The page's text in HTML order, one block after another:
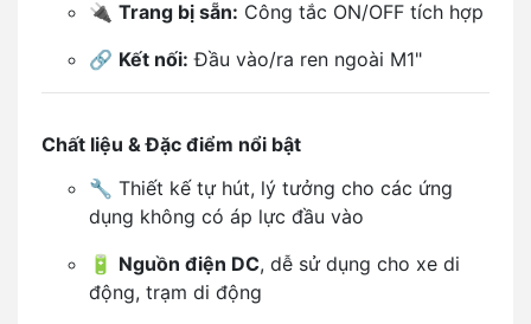
🔌 Trang bị sẵn: Công tắc ON/OFF tích hợp
🔗 Kết nối: Đầu vào/ra ren ngoài M1"
Chất liệu & Đặc điểm nổi bật
🔧 Thiết kế tự hút, lý tưởng cho các ứng
dụng không có áp lực đầu vào
🔋 Nguồn điện DC, dễ sử dụng cho xe di
động, trạm di động